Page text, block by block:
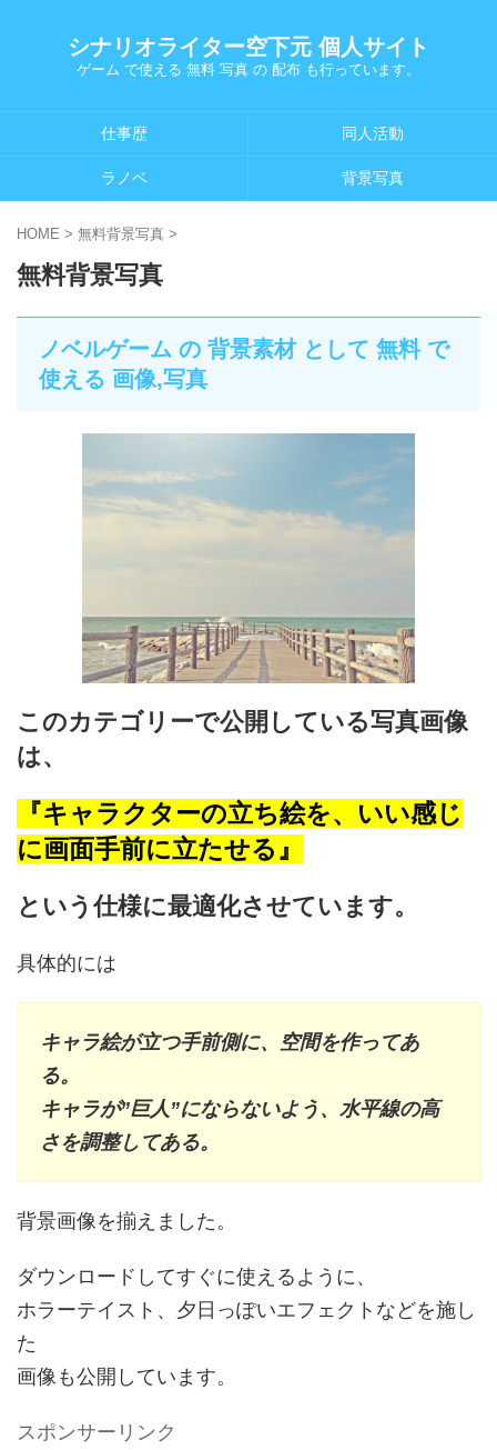
シナリオライター空下元 個人サイト
ゲーム で使える 無料 写真 の 配布 も行っています。
仕事歴 同人活動
ラノベ 背景写真
HOME > 無料背景写真 >
無料背景写真
ノベルゲーム の 背景素材 として 無料 で
使える 画像,写真
このカテゴリーで公開している写真画像
は、
『キャラクターの立ち絵を、いい感じ
に画面手前に立たせる』
という仕様に最適化させています。
具体的には
キャラ絵が立つ手前側に、空間を作ってあ
る。
キャラが”巨人”にならないよう、水平線の高
さを調整してある。
背景画像を揃えました。
ダウンロードしてすぐに使えるように、
ホラーテイスト、夕日っぽいエフェクトなどを施し
た
画像も公開しています。
スポンサーリンク